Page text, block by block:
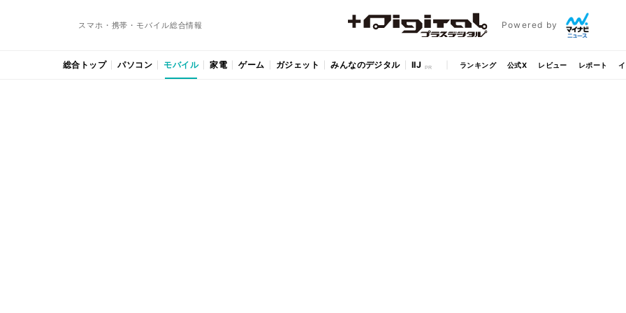
スマホ・携帯・モバイル総合情報 Powered by
総合トップ パソコン モバイル 家電 ゲーム ガジェット みんなのデジタル IIJ ランキング 公式X レビュー レポート